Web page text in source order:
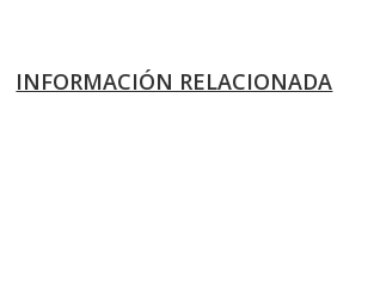
INFORMACIÓN RELACIONADA